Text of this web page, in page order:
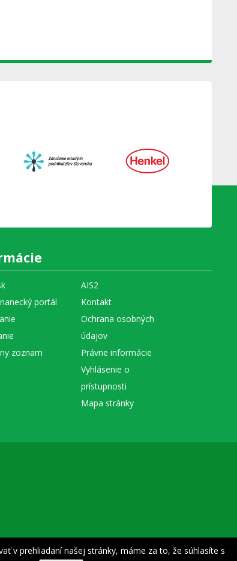
portál
zoznam
AIS2
Kontakt
Ochrana osobných
údajov
Právne informácie
Vyhlásenie o
prístupnosti
Mapa stránky
v prehliadaní našej stránky, máme za to, že súhlasíte s